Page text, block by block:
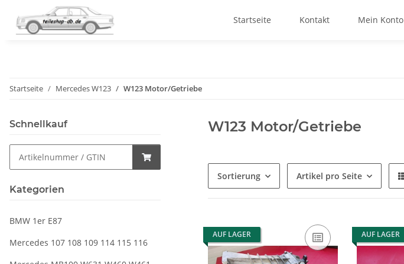
Startseite Kontakt Mein Konto
Startseite Mercedes W123 W123 Motor/Getriebe
W123 Motor/Getriebe
Sortierung Artikel pro Seite
AUF LAGER AUF LAGER
Schnellkauf
Kategorien
BMW 1er E87
Mercedes 107 108 109 114 115 116